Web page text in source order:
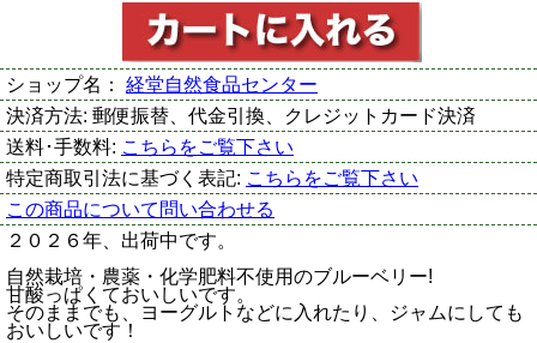
ショップ名： 経堂自然食品センター
決済方法: 郵便振替、代金引換、クレジットカード決済
送料･手数料: こちらをご覧下さい
特定商取引法に基づく表記: こちらをご覧下さい
この商品について問い合わせる
２０２６年、出荷中です。
自然栽培・農薬・化学肥料不使用のブルーベリー!
甘酸っぱくておいしいです。
そのままでも、ヨーグルトなどに入れたり、ジャムにしても
おいしいです！